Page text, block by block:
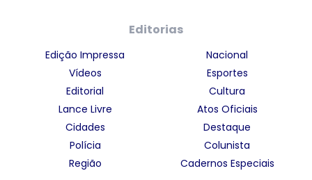
Editorias
Edição Impressa
Vídeos
Editorial
Lance Livre
Cidades
Polícia
Região
Nacional
Esportes
Cultura
Atos Oficiais
Destaque
Colunista
Cadernos Especiais